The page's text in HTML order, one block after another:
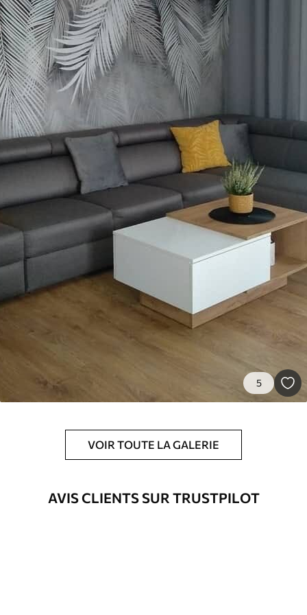
Standard
8.08$4.85/sq ft
Premium
9.73$ /sq ft
Vinyle Premium
11 .71 /sq ft
Peel and Stick
.67$8.80 /sq ft
5
VOIR TOUTE LA GALERIE
AVIS CLIENTS SUR TRUSTPILOT